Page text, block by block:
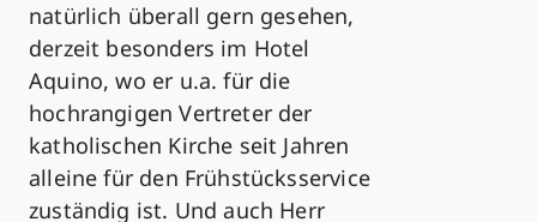
natürlich überall gern gesehen,
derzeit besonders im Hotel
Aquino, wo er u.a. für die
hochrangigen Vertreter der
katholischen Kirche seit Jahren
alleine für den Frühstücksservice
zuständig ist. Und auch Herr